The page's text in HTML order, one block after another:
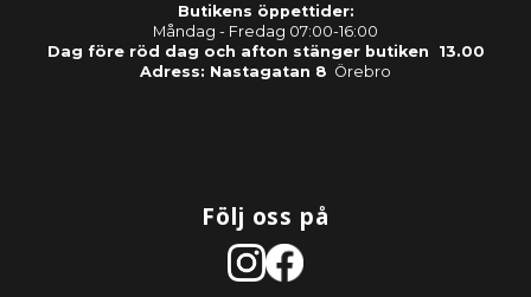
Butikens öppettider:
Måndag - Fredag 07:00-16:00
Dag före röd dag och afton stänger butiken 13.00
Adress: Nastagatan 8 Örebro
Följ oss på